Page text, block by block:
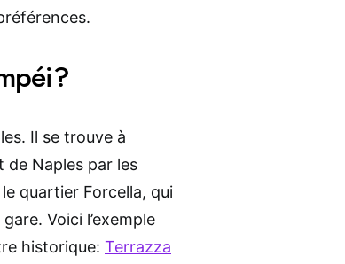
Il se trouve à
de Naples par les
quartier Forcella, qui
Voici l’exemple
historique: Terrazza